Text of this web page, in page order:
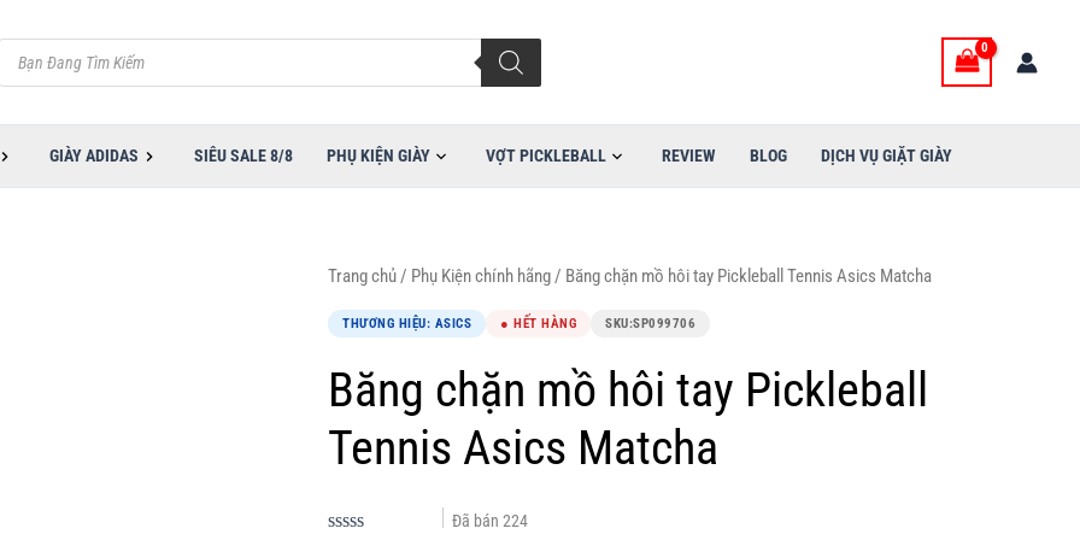
Tìm
kiếm
sản
GIÀY ADIDAS SIÊU SALE 8/8 PHỤ KIỆN GIÀY VỢT PICKLEBALL REVIEW BLOG DỊCH VỤ GIẶT GIÀY
Trang chủ/ Phụ Kiện chính hãng/ Băng chặn mồ hôi tay Pickleball Tennis Asics Matcha
THƯƠNG HIỆU: ASICS ● HẾT HÀNG SKU:SP099706
Băng chặn mồ hôi tay Pickleball
Tennis Asics Matcha
Đã bán224
Giá
gốc
là:
150,000VND.
Giá
hiện
tại
là:
80,000VND.